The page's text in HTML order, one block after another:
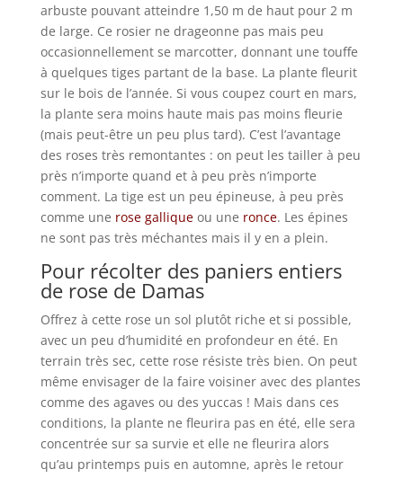
arbuste pouvant atteindre 1,50 m de haut pour 2 m
de large. Ce rosier ne drageonne pas mais peu
occasionnellement se marcotter, donnant une touffe
à quelques tiges partant de la base. La plante fleurit
sur le bois de l’année. Si vous coupez court en mars,
la plante sera moins haute mais pas moins fleurie
(mais peut-être un peu plus tard). C’est l’avantage
des roses très remontantes : on peut les tailler à peu
près n’importe quand et à peu près n’importe
comment. La tige est un peu épineuse, à peu près
comme une rose galliqueou une ronce. Les épines
ne sont pas très méchantes mais il y en a plein.
Pour récolter des paniers entiers
de rose de Damas
Offrez à cette rose un sol plutôt riche et si possible,
avec un peu d’humidité en profondeur en été. En
terrain très sec, cette rose résiste très bien. On peut
même envisager de la faire voisiner avec des plantes
comme des agaves ou des yuccas ! Mais dans ces
conditions, la plante ne fleurira pas en été, elle sera
concentrée sur sa survie et elle ne fleurira alors
qu’au printemps puis en automne, après le retour